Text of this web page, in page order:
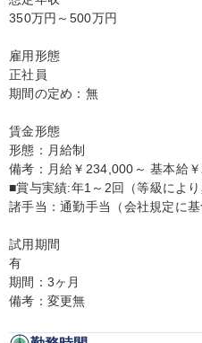
350万円～500万円
雇用形態
正社員
期間の定め：無
賃金形態
形態：月給制
備考：月給￥234,000～ 基本給
■賞与実績:年1～2回（等級により
諸手当：通勤手当（会社規定に
試用期間
有
期間：3ヶ月
備考：変更無